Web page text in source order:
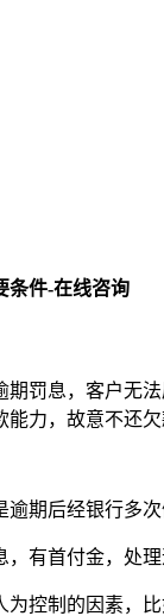
条件-在线咨询
罚息，客户无
力，故意不还
期后经银行多
有首付金，处
控制的因素，